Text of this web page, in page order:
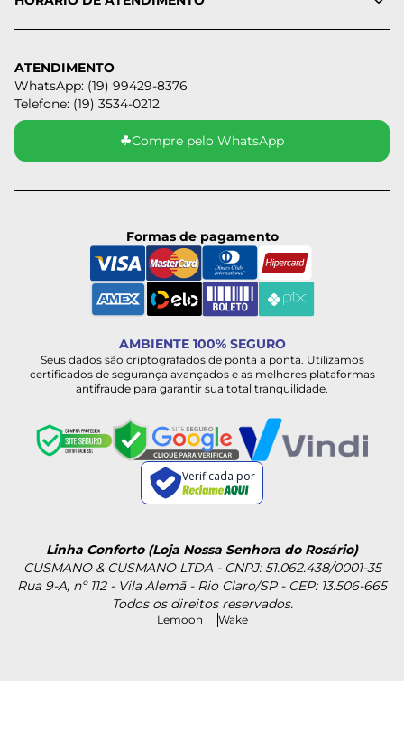
ATENDIMENTO
WhatsApp: (19) 99429-8376
Telefone: (19) 3534-0212
☘Compre pelo WhatsApp
Formas de pagamento
AMBIENTE 100% SEGURO
Seus dados são criptografados de ponta a ponta. Utilizamos
certificados de segurança avançados e as melhores plataformas
antifraude para garantir sua total tranquilidade.
Verificada por
Linha Conforto (Loja Nossa Senhora do Rosário)
CUSMANO & CUSMANO LTDA - CNPJ: 51.062.438/0001-35
Rua 9-A, nº 112 - Vila Alemã - Rio Claro/SP - CEP: 13.506-665
Todos os direitos reservados.
Lemoon Wake